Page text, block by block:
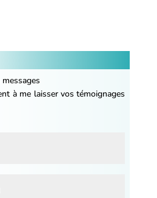
à me laisser vos témoignages